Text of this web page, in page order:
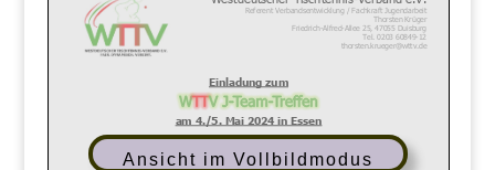
Ansicht im Vollbildmodus